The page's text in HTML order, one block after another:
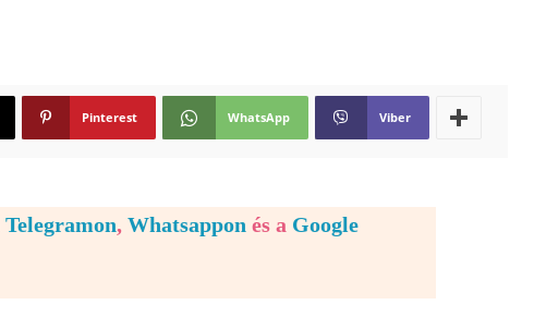
Pinterest WhatsApp Viber
Telegramon, Whatsappon és a Google